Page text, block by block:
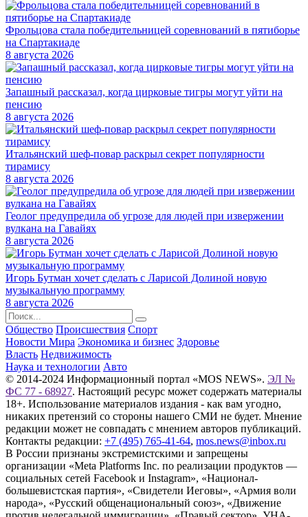
Фрольцова стала победительницей соревнований в пятиборье
на Спартакиаде
8 августа 2026
Запашный рассказал, когда цирковые тигры могут уйти на
пенсию
8 августа 2026
Итальянский шеф-повар раскрыл секрет популярности
тирамису
8 августа 2026
Геолог предупредила об угрозе для людей при извержении
вулкана на Гавайях
8 августа 2026
Игорь Бутман хочет сделать с Ларисой Долиной новую
музыкальную программу
8 августа 2026
Общество Происшествия Спорт
Новости Мира Экономика и бизнес Здоровье
Власть Недвижимость
Наука и технологии Авто
© 2014-2024 Информационный портал «MOS NEWS». ЭЛ №
ФС 77 - 68927. Настоящий ресурс может содержать материалы
18+. Использование материалов издания - как вам угодно,
никаких претензий со стороны нашего СМИ не будет. Мнение
редакции может не совпадать с мнением авторов публикаций.
Контакты редакции: +7 (495) 765-41-64, mos.news@inbox.ru
В России признаны экстремистскими и запрещены
организации «Meta Platforms Inc. по реализации продуктов —
социальных сетей Facebook и Instagram», «Национал-
большевистская партия», «Свидетели Иеговы», «Армия воли
народа», «Русский общенациональный союз», «Движение